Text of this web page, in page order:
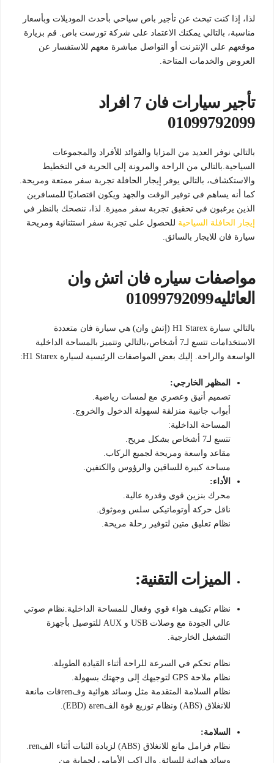
لذا، إذا كنت تبحث عن تأجير باص سياحي بأحدث الموديلات وبأسعار
مناسبة، بالتالي يمكنك الاعتماد على شركة تورست باص. قم بزيارة
موقعهم على الإنترنت أو التواصل مباشرة معهم للاستفسار عن
العروض والخدمات المتاحة.
تأجير سيارات فان 7 افراد
01099792099
بالتالي نوفر العديد من المزايا والفوائد للأفراد والمجموعات
السياحية.بالتالي من الراحة والمرونة إلى الحرية في التخطيط
والاستكشاف، بالتالي يوفر إيجار الحافلة تجربة سفر ممتعة ومريحة.
كما أنه يساهم في توفير الوقت والجهد ويكون اقتصاديًا للمسافرين
الذين يرغبون في تحقيق تجربة سفر مميزة. لذا، ننصحك بالنظر في
إيجار الحافلة السياحية للحصول على تجربة سفر استثنائية ومريحة
سيارة فان للايجار بالسائق.
مواصفات سياره فان اتش وان
العائليه01099792099
بالتالي سيارة H1 Starex (إتش وان) هي سيارة فان متعددة
الاستخدامات تتسع لـ7 أشخاص،بالتالي وتتميز بالمساحة الداخلية
الواسعة والراحة. إليك بعض المواصفات الرئيسية لسيارة H1 Starex:
المظهر الخارجي:
تصميم أنيق وعصري مع لمسات رياضية.
أبواب جانبية منزلقة لسهولة الدخول والخروج.
المساحة الداخلية:
تتسع لـ7 أشخاص بشكل مريح.
مقاعد واسعة ومريحة لجميع الركاب.
مساحة كبيرة للساقين والرؤوس والكتفين.
الأداء:
محرك بنزين قوي وقدرة عالية.
ناقل حركة أوتوماتيكي سلس وموثوق.
نظام تعليق متين لتوفير رحلة مريحة.
الميزات التقنية:
نظام تكييف هواء قوي وفعال للمساحة الداخلية.نظام صوتي
عالي الجودة مع وصلات USB و AUX للتوصيل بأجهزة
التشغيل الخارجية.
نظام تحكم في السرعة للراحة أثناء القيادة الطويلة.
نظام ملاحة GPS لتوجيهك إلى وجهتك بسهولة.
نظام السلامة المتقدمة مثل وسائد هوائية وفrenقات مانعة
للانغلاق (ABS) ونظام توزيع قوة الفrenة (EBD).
السلامة:
نظام فرامل مانع للانغلاق (ABS) لزيادة الثبات أثناء الفren.
وسائد هوائية للسائق والراكب الأمامي لحماية من